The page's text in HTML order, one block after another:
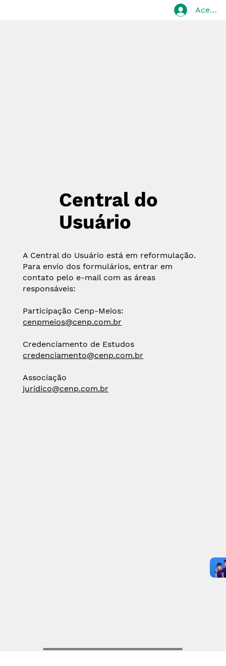
Acessar
Central do
Usuário
A Central do Usuário está em reformulação.
Para envio dos formulários, entrar em
contato pelo e-mail com as áreas
responsáveis:
Participação Cenp-Meios:
cenpmeios@cenp.com.br
Credenciamento de Estudos
credenciamento@cenp.com.br
Associação
juridico@cenp.com.br